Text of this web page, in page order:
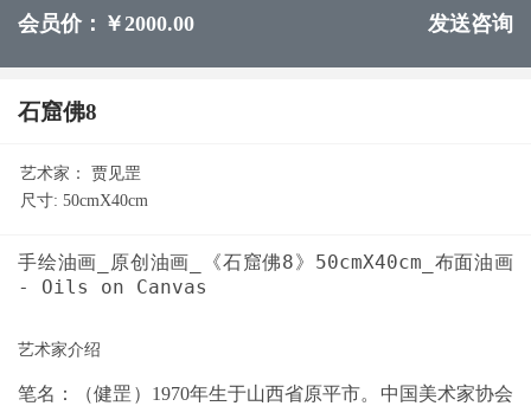
会员价：￥2000.00 发送咨询
石窟佛8
艺术家：
贾见罡
尺寸: 50cmX40cm
手绘油画_原创油画_《石窟佛8》50cmX40cm_布面油画
笔名：（健罡）1970年生于山西省原平市。中国美术家协会